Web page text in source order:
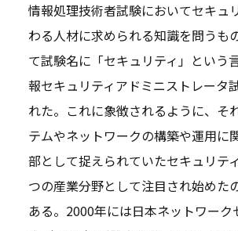
情報処理技術者試験においてセキュ
わる人材に求められる知識を問うも
て試験名に「セキュリティ」という
報セキュリティアドミニストレータ
れた。これに象徴されるように、そ
テムやネットワークの構築や運用に
部として捉えられていたセキュリテ
つの産業分野として注目され始めた
ある。2000年には日本ネットワーク